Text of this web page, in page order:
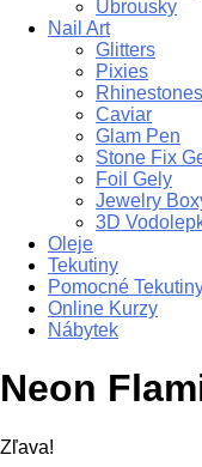
Ubrousky
Nail Art
Glitters
Pixies
Rhinestones
Caviar
Glam Pen
Stone Fix
Foil Gely
Jewelry
3D
Oleje
Tekutiny
Pomocné
Online Kurzy
Nábytek
Neon
Zľava!